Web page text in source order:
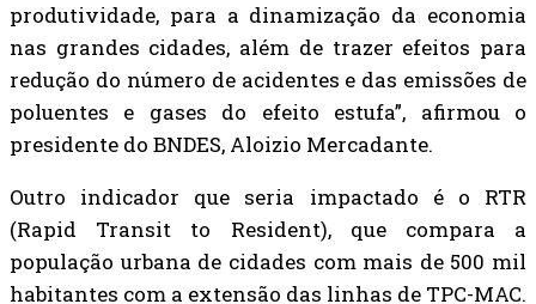
produtividade, para a dinamização da economia
nas grandes cidades, além de trazer efeitos para
redução do número de acidentes e das emissões de
poluentes e gases do efeito estufa”, afirmou o
presidente do BNDES, Aloizio Mercadante.
Outro indicador que seria impactado é o RTR
(Rapid Transit to Resident), que compara a
população urbana de cidades com mais de 500 mil
habitantes com a extensão das linhas de TPC-MAC.